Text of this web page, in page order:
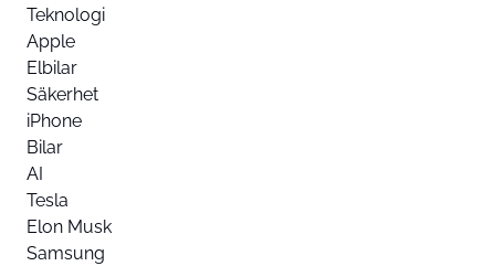
Teknologi
Apple
Elbilar
Säkerhet
iPhone
Bilar
AI
Tesla
Elon Musk
Samsung